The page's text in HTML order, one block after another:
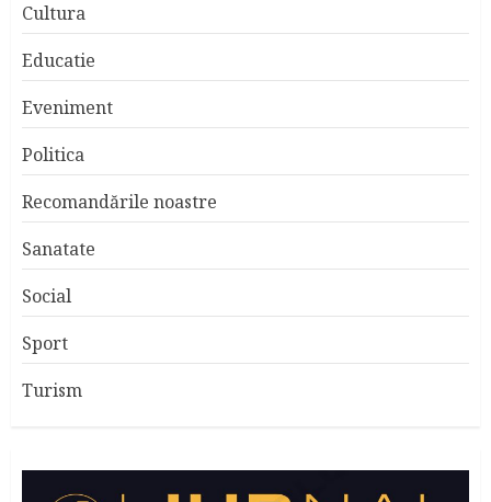
Cultura
Educatie
Eveniment
Politica
Recomandările noastre
Sanatate
Social
Sport
Turism